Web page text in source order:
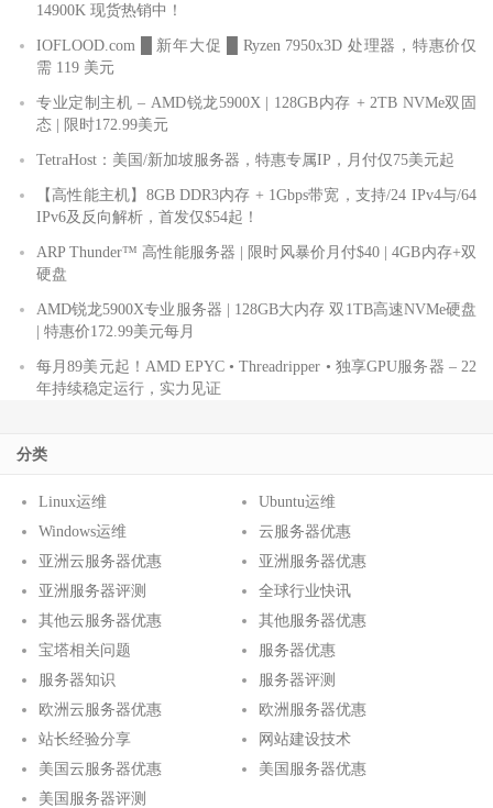
14900K 现货热销中！
IOFLOOD.com █ 新年大促 █ Ryzen 7950x3D 处理器，特惠价仅
需 119 美元
专业定制主机 – AMD锐龙5900X | 128GB内存 + 2TB NVMe双固
态 | 限时172.99美元
TetraHost：美国/新加坡服务器，特惠专属IP，月付仅75美元起
【高性能主机】8GB DDR3内存 + 1Gbps带宽，支持/24 IPv4与/64
IPv6及反向解析，首发仅$54起！
ARP Thunder™ 高性能服务器 | 限时风暴价月付$40 | 4GB内存+双
硬盘
AMD锐龙5900X专业服务器 | 128GB大内存 双1TB高速NVMe硬盘
| 特惠价172.99美元每月
每月89美元起！AMD EPYC • Threadripper • 独享GPU服务器 – 22
年持续稳定运行，实力见证
分类
Linux运维
Ubuntu运维
Windows运维
云服务器优惠
亚洲云服务器优惠
亚洲服务器优惠
亚洲服务器评测
全球行业快讯
其他云服务器优惠
其他服务器优惠
宝塔相关问题
服务器优惠
服务器知识
服务器评测
欧洲云服务器优惠
欧洲服务器优惠
站长经验分享
网站建设技术
美国云服务器优惠
美国服务器优惠
美国服务器评测